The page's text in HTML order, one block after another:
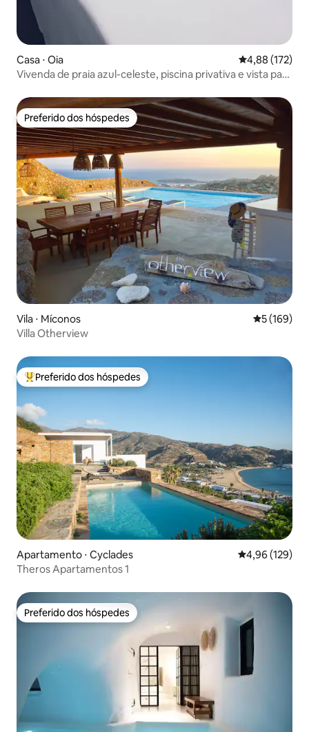
Casa ⋅ Oia 4,88 de uma
4,88 (172)
Vivenda de praia azul-celeste, piscina privativa e vista para
Preferido dos hóspedes
Preferido dos hóspedes
Vila ⋅ Míconos 5 de uma
5 (169)
Villa Otherview
Entre os melhores preferidos dos hóspedes
Preferido dos hóspedes
Apartamento ⋅ Cyclades 4,96 de uma
4,96 (129)
Theros Apartamentos 1
Preferido dos hóspedes
Preferido dos hóspedes